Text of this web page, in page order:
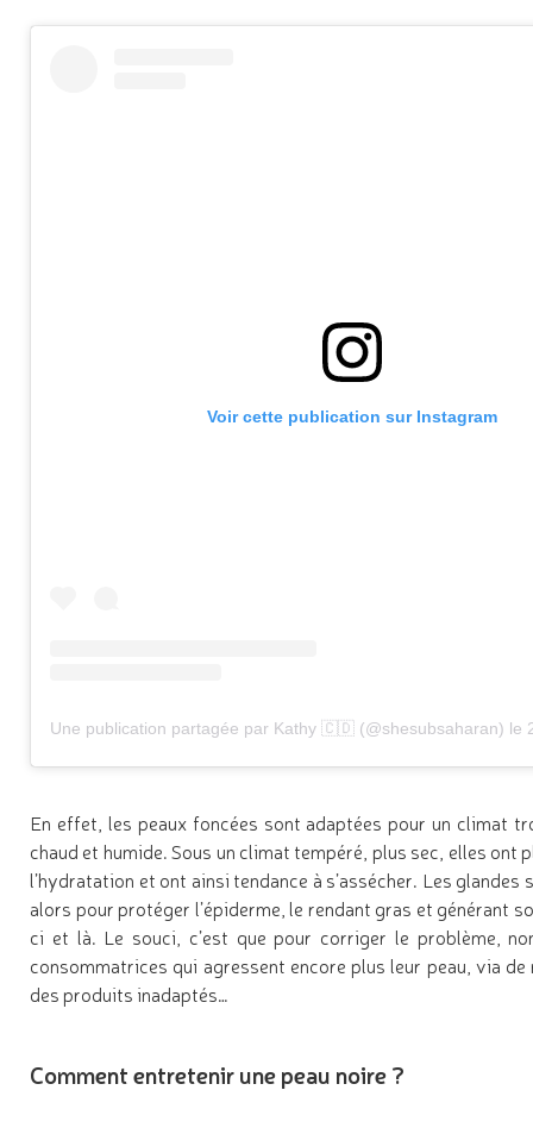
Voir cette publication sur Instagram
Une publication partagée par Kathy 🇨🇩 (@shesubsaharan) le
En effet, les peaux foncées sont adaptées pour un climat
chaud et humide. Sous un climat tempéré, plus sec, elles ont
l’hydratation et ont ainsi tendance à s’assécher. Les glandes
alors pour protéger l’épiderme, le rendant gras et générant
ci et là. Le souci, c’est que pour corriger le problème,
consommatrices qui agressent encore plus leur peau, via
des produits inadaptés…
Comment entretenir une peau noire ?